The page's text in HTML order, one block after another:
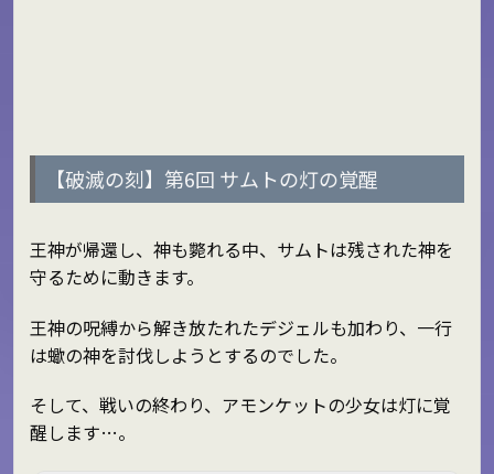
【破滅の刻】第6回 サムトの灯の覚醒
王神が帰還し、神も斃れる中、サムトは残された神を
守るために動きます。
王神の呪縛から解き放たれたデジェルも加わり、一行
は蠍の神を討伐しようとするのでした。
そして、戦いの終わり、アモンケットの少女は灯に覚
醒します…。